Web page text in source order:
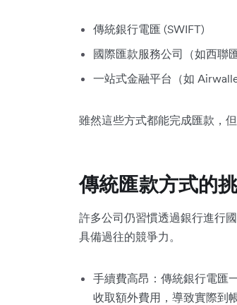
傳統銀行電匯 (SWIFT)
國際匯款服務公司（如西聯匯
一站式金融平台（如
雖然這些方式都能完成匯款，
傳統匯款方式的
許多公司仍習慣透過銀行進行
具備過往的競爭力。
手續費高昂：傳統銀行電匯
收取額外費用，導致實際到